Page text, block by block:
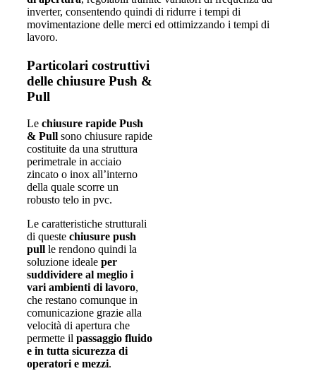
inverter, consentendo quindi di ridurre i tempi di
movimentazione delle merci ed ottimizzando i tempi di
lavoro.
Particolari costruttivi
delle chiusure Push &
Pull
Le chiusure rapide Push
& Pull sono chiusure rapide
costituite da una struttura
perimetrale in acciaio
zincato o inox all’interno
della quale scorre un
robusto telo in pvc.
Le caratteristiche strutturali
di queste chiusure push
pull le rendono quindi la
soluzione ideale per
suddividere al meglio i
vari ambienti di lavoro,
che restano comunque in
comunicazione grazie alla
velocità di apertura che
permette il passaggio fluido
e in tutta sicurezza di
operatori e mezzi.